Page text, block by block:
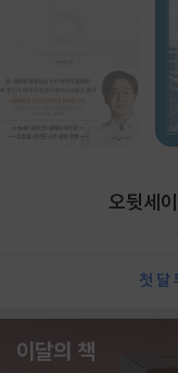
오뒷세
첫 달
이달의 책